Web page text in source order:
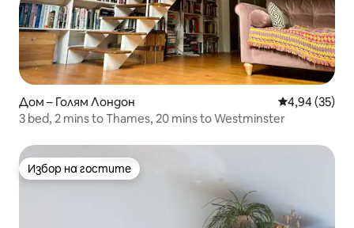
Дом – Голям Лондон Средна
4,94 (35)
3 bed, 2 mins to Thames, 20 mins to Westminster
Избор на гостите
Избор на гостите